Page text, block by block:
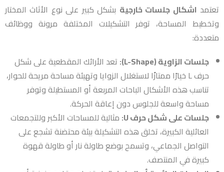
تعتمد اشكال جلسات خارجية بشكل كبير على نوع الأثاث المختار
وتخطيط المساحة، توفر التشكيلات المختلفة مرونة ووظائف
متعددة:
جلسات الزاوية (L-Shape):
تعد الأرائك المقطعية على شكل
حرف L خيارًا ممتازًا لاستغلال الزوايا وتهيئة مساحة مريحة للحوار،
تناسب هذه الأشكال الباحات المربعة أو المستطيلة وتوفر
مساحة واسعة للجلوس دون إعاقة الحركة.
جلسات على شكل حرف U:
مثالية للمساحات الأكبر وللتجمعات
العائلية الكبيرة، تخلق هذه التشكيلة بيئة محتضنة تشجع على
التواصل الجماعي، وتسمح بوضع طاولة نار أو طاولة قهوة
كبيرة في المنتصف.